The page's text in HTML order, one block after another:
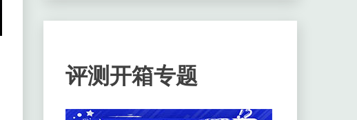
评测开箱专题